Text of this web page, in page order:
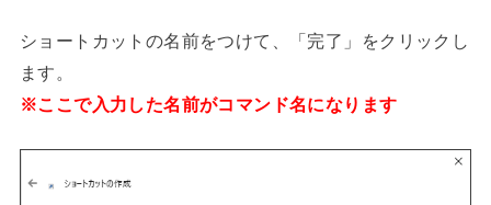
ショートカットの名前をつけて、「完了」をクリックし
ます。
※ここで入力した名前がコマンド名になります